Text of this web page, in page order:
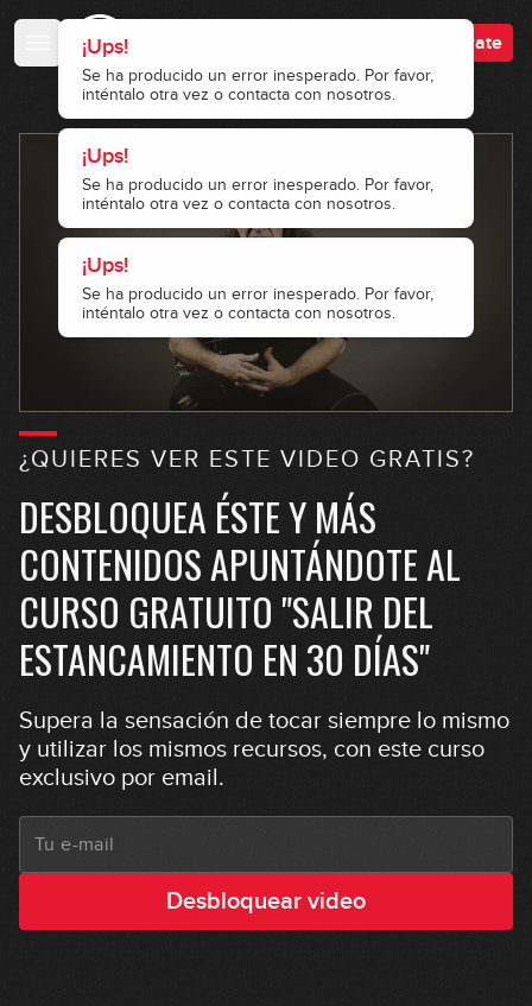
Regístrate
¿QUIERES VER ESTE VIDEO GRATIS?
DESBLOQUEA ÉSTE Y MÁS
CONTENIDOS APUNTÁNDOTE AL
CURSO GRATUITO "SALIR DEL
ESTANCAMIENTO EN 30 DÍAS"
Supera la sensación de tocar siempre lo mismo
y utilizar los mismos recursos, con este curso
exclusivo por email.
Desbloquear video